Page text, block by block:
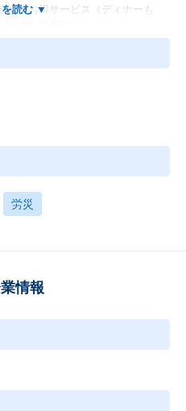
ンチお得サービス（ディナーも
労災
情報